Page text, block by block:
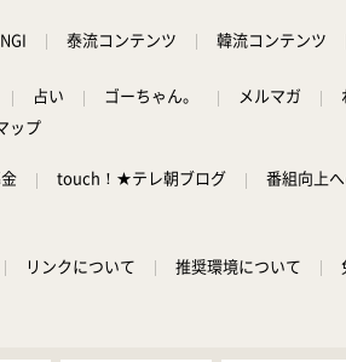
泰流コンテンツ 韓流コンテンツ
占い ゴーちゃん。 メルマガ
ップ
touch！★テレ朝ブログ
番組向上
リンクについて 推奨環境について